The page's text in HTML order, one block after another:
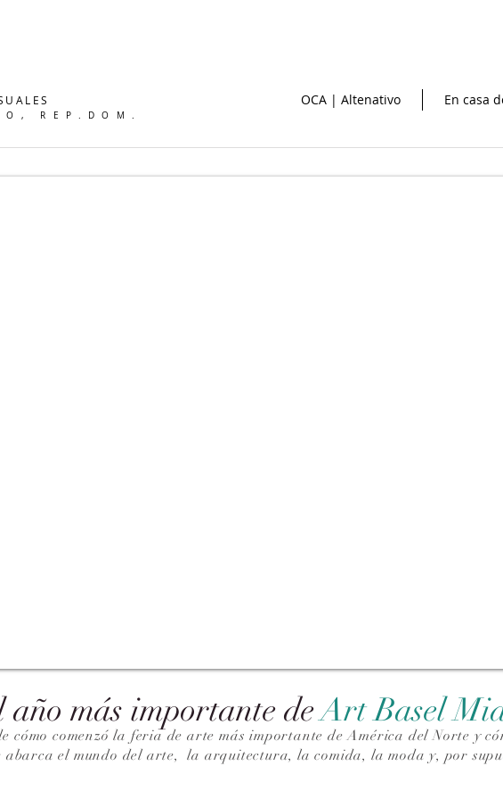
REP.DOM.
OCA | Altenativo En casa
año más importante deArt Basel
cómo comenzó la feria de arte más importante de América del Norte y
abarca el mundo del arte,la arquitectura, la comida, la moda y, por